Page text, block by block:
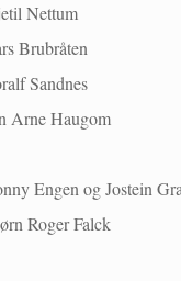
Nettum
Brubråten
Sandnes
Arne Haugom
Engen og Jostein
Roger Falck